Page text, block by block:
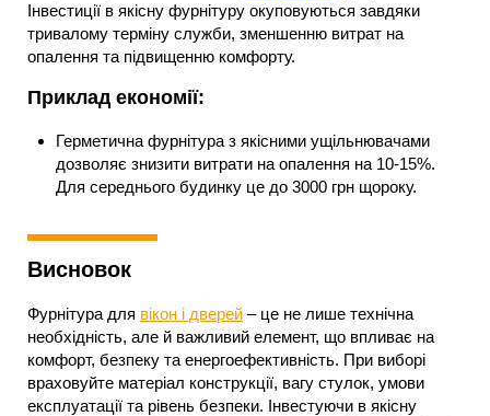
Інвестиції в якісну фурнітуру окуповуються завдяки
тривалому терміну служби, зменшенню витрат на
опалення та підвищенню комфорту.
Приклад економії:
Герметична фурнітура з якісними ущільнювачами
дозволяє знизити витрати на опалення на 10-15%.
Для середнього будинку це до 3000 грн щороку.
Висновок
Фурнітура для вікон і дверей – це не лише технічна
необхідність, але й важливий елемент, що впливає на
комфорт, безпеку та енергоефективність. При виборі
враховуйте матеріал конструкції, вагу стулок, умови
експлуатації та рівень безпеки. Інвестуючи в якісну